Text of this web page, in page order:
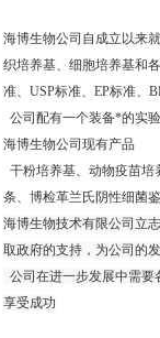
海博生物公司自成立以来
织培养基、细胞培养基和
准、USP标准、EP标准、
公司配有一个装备*的实
海博生物公司现有产品
干粉培养基、动物疫苗
条、博检革兰氏阴性细菌
海博生物技术有限公司立
取政府的支持，为公司的
公司在进一步发展中需
享受成功